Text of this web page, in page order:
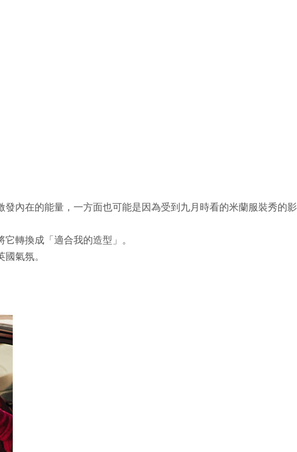
內在的能量，一方面也可能是因為受到九月時看的米蘭服裝秀的影
轉換成「適合我的造型」。
氣氛。